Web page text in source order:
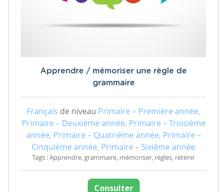
Apprendre / mémoriser une règle de
grammaire
Français de niveau Primaire – Première année,
Primaire – Deuxième année, Primaire – Troisième
année, Primaire – Quatrième année, Primaire –
Cinquième année, Primaire – Sixième année
Tags : Apprendre, grammaire, mémoriser, règles, retenir
Consulter